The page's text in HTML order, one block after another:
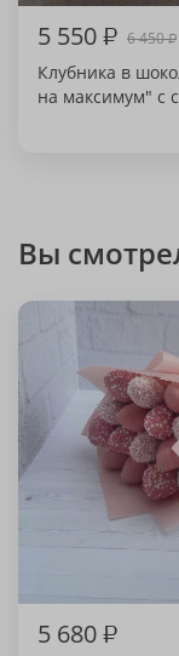
5 550₽ 6 450₽
Клубника в
на максимум" с
Вы
5 680₽